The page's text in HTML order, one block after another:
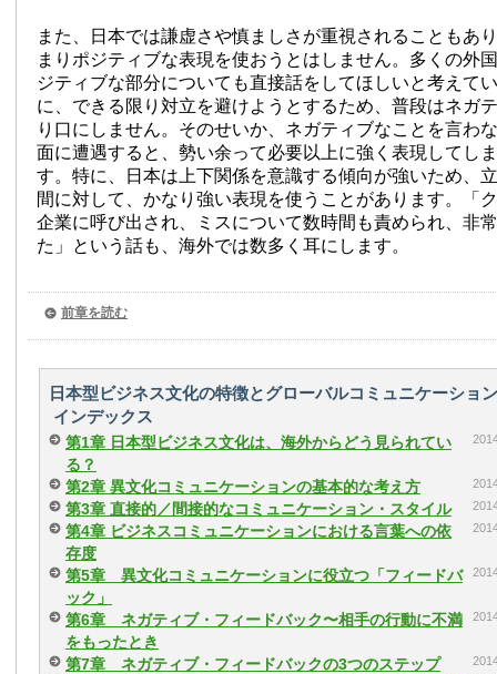
また、日本では謙虚さや慎ましさが重視されることもあ
まりポジティブな表現を使おうとはしません。多くの外
ジティブな部分についても直接話をしてほしいと考えて
に、できる限り対立を避けようとするため、普段はネガ
り口にしません。そのせいか、ネガティブなことを言わ
面に遭遇すると、勢い余って必要以上に強く表現してし
す。特に、日本は上下関係を意識する傾向が強いため、
間に対して、かなり強い表現を使うことがあります。「
企業に呼び出され、ミスについて数時間も責められ、非
た」という話も、海外では数多く耳にします。
前章を読む
日本型ビジネス文化の特徴とグローバルコミュニケーショ
インデックス
第1章 日本型ビジネス文化は、海外からどう見られてい
る？
第2章 異文化コミュニケーションの基本的な考え方
第3章 直接的／間接的なコミュニケーション・スタイル
第4章 ビジネスコミュニケーションにおける言葉への依
存度
第5章 異文化コミュニケーションに役立つ「フィードバ
ック」
第6章 ネガティブ・フィードバック〜相手の行動に不満
をもったとき
第7章 ネガティブ・フィードバックの3つのステップ